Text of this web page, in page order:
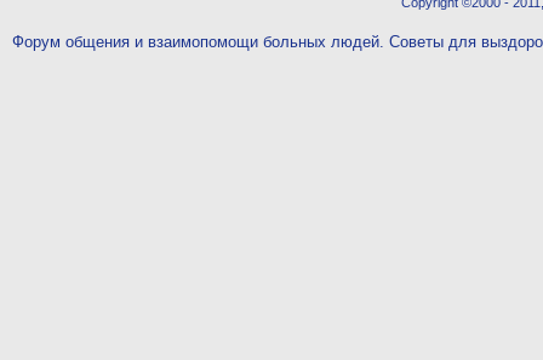
Форум общения и взаимопомощи больных людей. Советы для